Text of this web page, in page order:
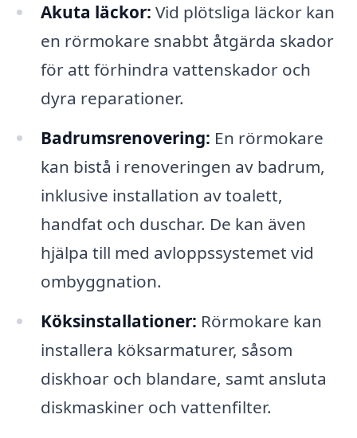
Akuta läckor: Vid plötsliga läckor kan
en rörmokare snabbt åtgärda skador
för att förhindra vattenskador och
dyra reparationer.
Badrumsrenovering: En rörmokare
kan bistå i renoveringen av badrum,
inklusive installation av toalett,
handfat och duschar. De kan även
hjälpa till med avloppssystemet vid
ombyggnation.
Köksinstallationer: Rörmokare kan
installera köksarmaturer, såsom
diskhoar och blandare, samt ansluta
diskmaskiner och vattenfilter.